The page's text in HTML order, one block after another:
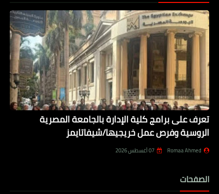
تعرف على برامج كلية الإدارة بالجامعة المصرية
الروسية وفرص عمل خريجيها/شيفاتايمز
Romaa Ahmed 07 أغسطس 2026
الصفحات